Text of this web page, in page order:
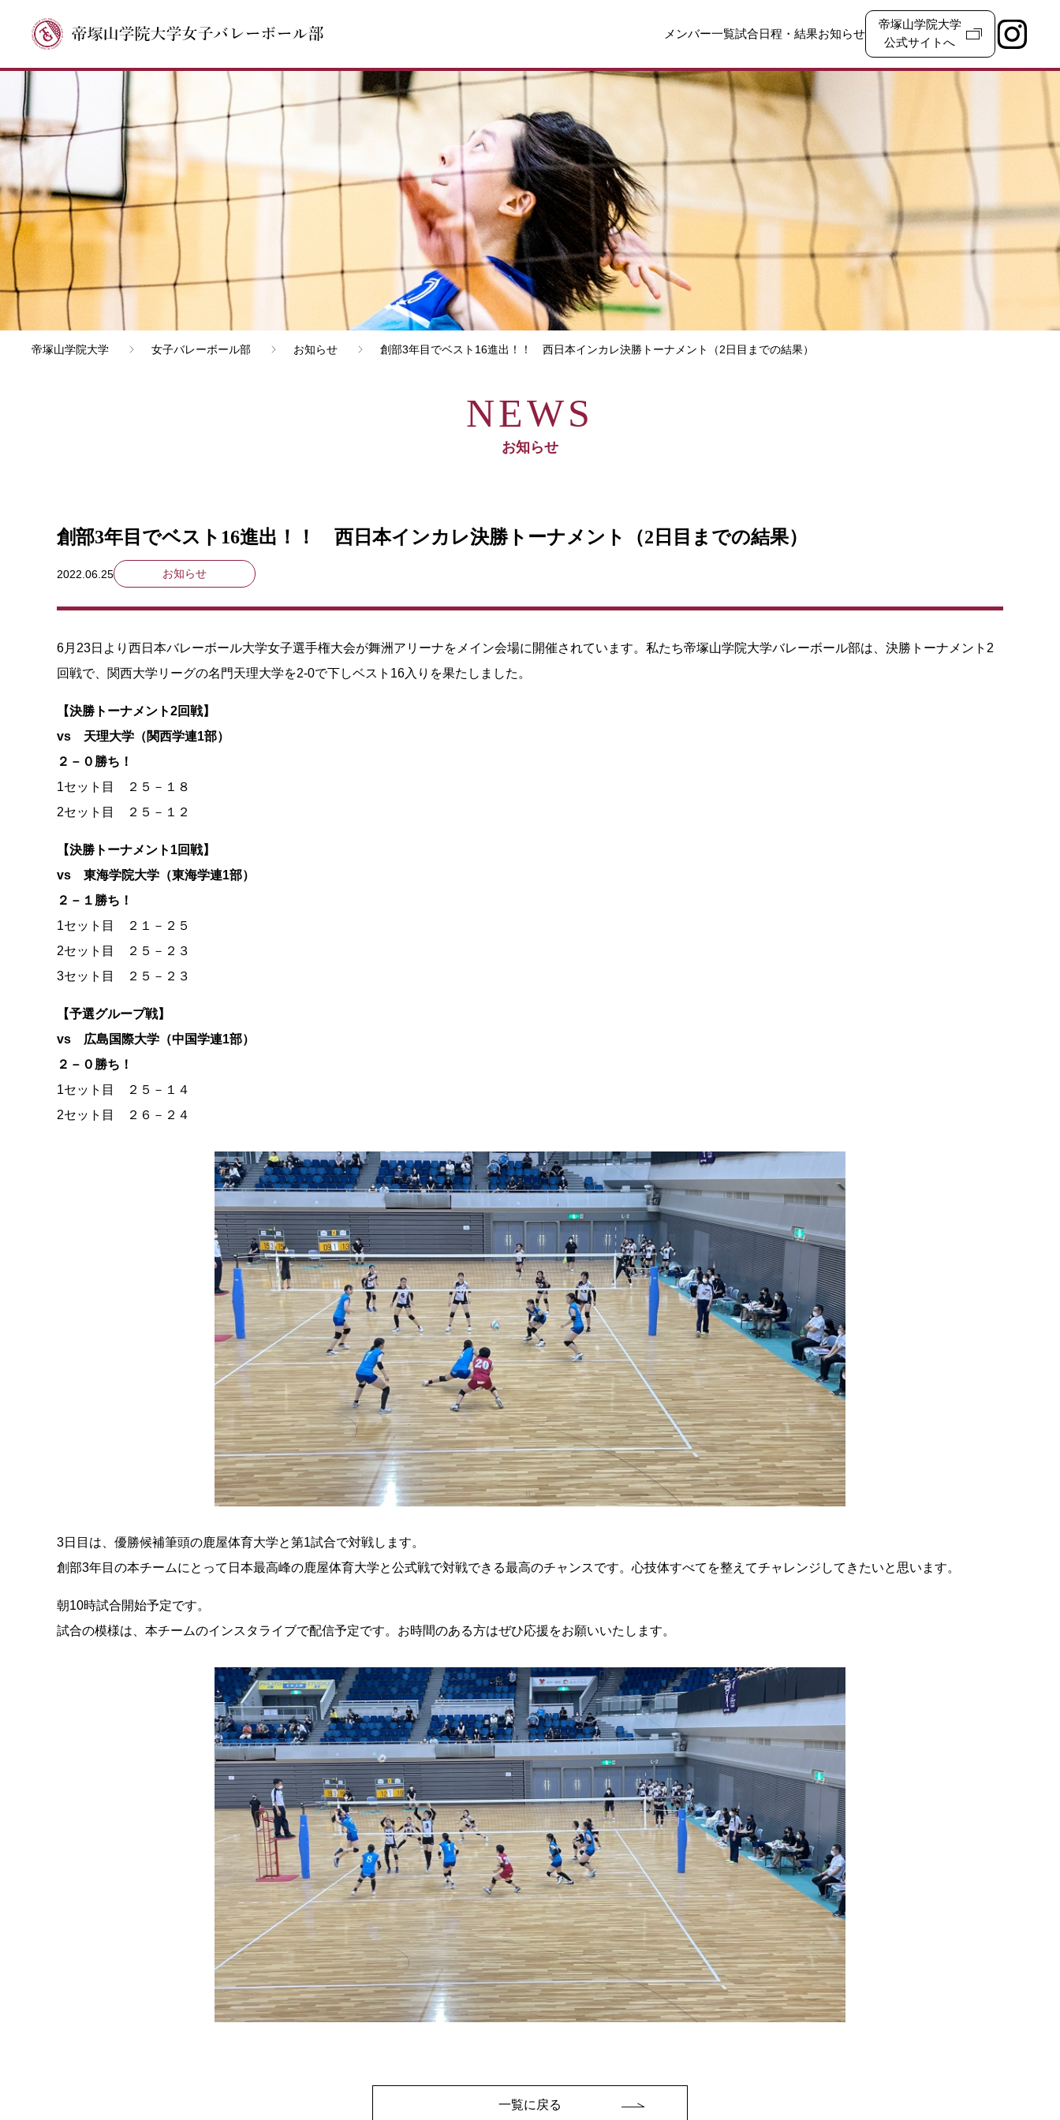
メンバー一覧試合日程・結果お知らせ
帝塚山学院大学
公式サイトへ
帝塚山学院大学 女子バレーボール部 お知らせ 創部3年目でベスト16進出！！ 西日本インカレ決勝トーナメント（2日目までの結果）
お知らせ
創部3年目でベスト16進出！！ 西日本インカレ決勝トーナメント（2日目までの結果）
2022.06.25 お知らせ
6月23日より西日本バレーボール大学女子選手権大会が舞洲アリーナをメイン会場に開催されています。私たち帝塚山学院大学バレーボール部は、決勝トーナメント2
回戦で、関西大学リーグの名門天理大学を2-0で下しベスト16入りを果たしました。
【決勝トーナメント2回戦】
vs 天理大学（関西学連1部）
２－０勝ち！
1セット目 ２５－１８
2セット目 ２５－１２
【決勝トーナメント1回戦】
vs 東海学院大学（東海学連1部）
２－１勝ち！
1セット目 ２１－２５
2セット目 ２５－２３
3セット目 ２５－２３
【予選グループ戦】
vs 広島国際大学（中国学連1部）
２－０勝ち！
1セット目 ２５－１４
2セット目 ２６－２４
3日目は、優勝候補筆頭の鹿屋体育大学と第1試合で対戦します。
創部3年目の本チームにとって日本最高峰の鹿屋体育大学と公式戦で対戦できる最高のチャンスです。心技体すべてを整えてチャレンジしてきたいと思います。
朝10時試合開始予定です。
試合の模様は、本チームのインスタライブで配信予定です。お時間のある方はぜひ応援をお願いいたします。
一覧に戻る